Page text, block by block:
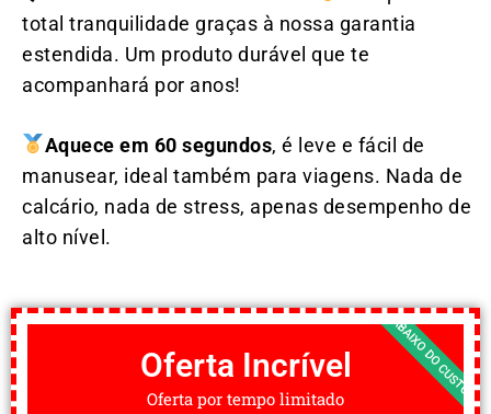
total tranquilidade graças à nossa garantia
estendida. Um produto durável que te
acompanhará por anos!
Aquece em 60 segundos, é leve e fácil de
manusear, ideal também para viagens. Nada de
calcário, nada de stress, apenas desempenho de
alto nível.
Oferta Incrível
Oferta por tempo limitado ABAIXO DO CUSTO